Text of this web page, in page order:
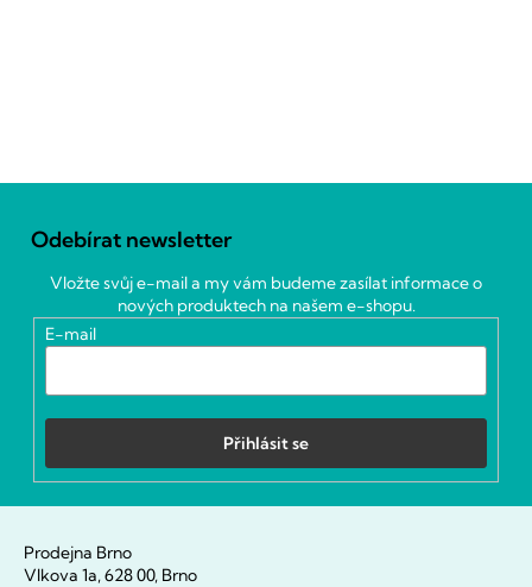
Odebírat newsletter
Vložte svůj e-mail a my vám budeme zasílat informace o
nových produktech na našem e-shopu.
E-mail
Přihlásit se
Prodejna Brno
Vlkova 1a, 628 00, Brno